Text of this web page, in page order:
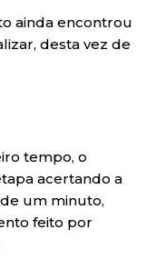
ainda encontrou
desta vez de
tempo, o
acertando a
um minuto,
feito por